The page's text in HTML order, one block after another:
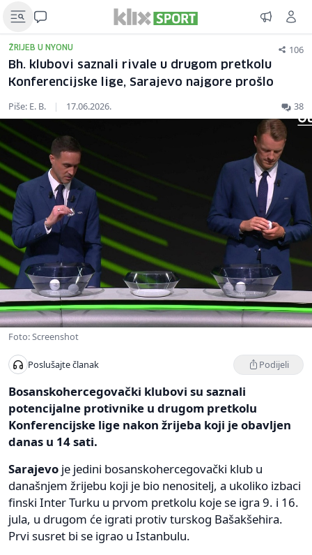
ŽRIJEB U NYONU 106
Bh. klubovi saznali rivale u drugom pretkolu
Konferencijske lige, Sarajevo najgore prošlo
Piše: E. B. | 17.06.2026. 38
Foto: Screenshot
Poslušajte članak Podijeli
Bosanskohercegovački klubovi su saznali
potencijalne protivnike u drugom pretkolu
Konferencijske lige nakon žrijeba koji je obavljen
danas u 14 sati.
Sarajevo je jedini bosanskohercegovački klub u
današnjem žrijebu koji je bio nenositelj, a ukoliko izbaci
finski Inter Turku u prvom pretkolu koje se igra 9. i 16.
jula, u drugom će igrati protiv turskog Bašakšehira.
Prvi susret bi se igrao u Istanbulu.